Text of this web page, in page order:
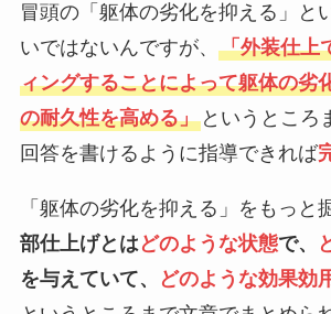
冒頭の「躯体の劣化を抑える」と
いではないんですが、 「外装仕上
ィングすることによって躯体の劣
の耐久性を高める」というところ
回答を書けるように指導できれば
「躯体の劣化を抑える」をもっと
部仕上げとはどのような状態で、
を与えていて、
どのような効果効